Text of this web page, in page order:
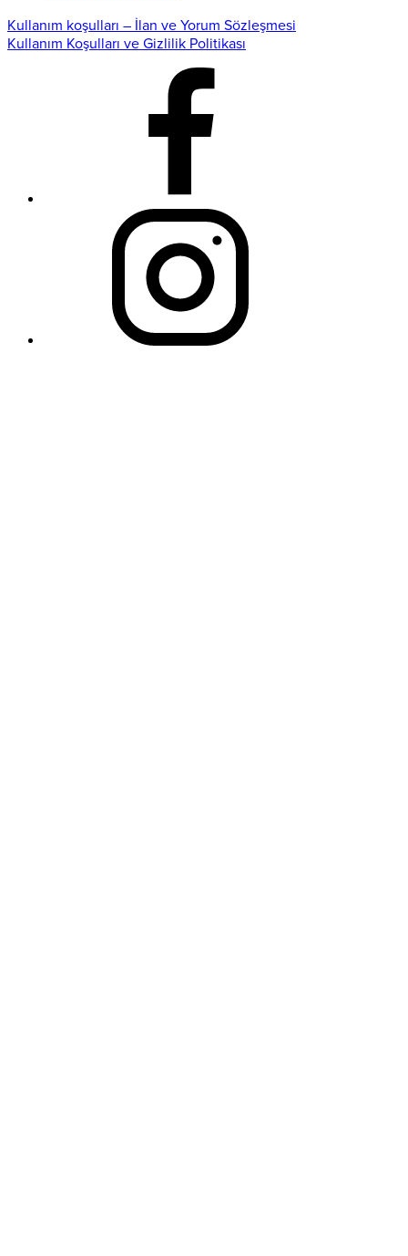
Kullanım koşulları – İlan ve Yorum Sözleşmesi
Kullanım Koşulları ve Gizlilik Politikası